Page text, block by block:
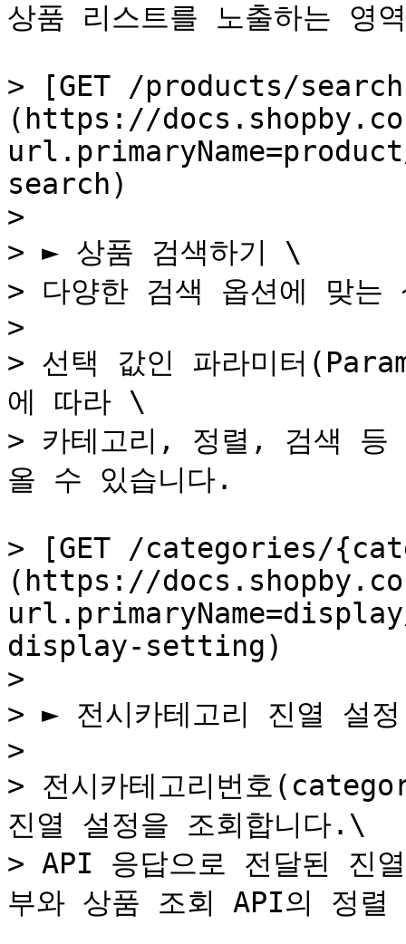
상품 리스트를 노출하는 영
> [GET /products/
(https://
search)
>
> ► 상품 검색하기 \
> 다양한 검색 옵션에 맞는
>
> 선택 값인 파라미터
에 따라 \
> 카테고리, 정렬, 검색 등
올 수 있습니다.
> [GET /categories/
(https://
display-setting)
>
> ► 전시카테고리 진열 설
>
> 전시카테고리번호
진열 설정을 조회합니다.\
> API 응답으로 전달된 진
부와 상품 조회 API의 정